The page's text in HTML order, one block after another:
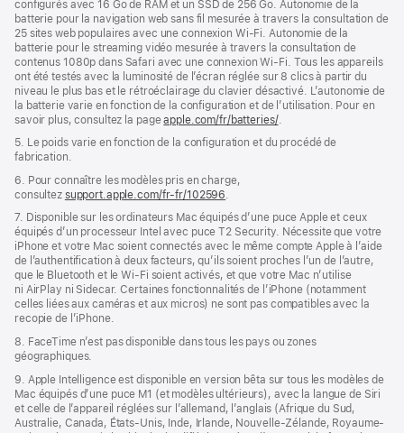
configurés avec 16 Go de RAM et un SSD de 256 Go. Autonomie de la
batterie pour la navigation web sans fil mesurée à travers la consultation de
25 sites web populaires avec une connexion Wi-Fi. Autonomie de la
batterie pour le streaming vidéo mesurée à travers la consultation de
contenus 1080p dans Safari avec une connexion Wi-Fi. Tous les appareils
ont été testés avec la luminosité de l’écran réglée sur 8 clics à partir du
niveau le plus bas et le rétroéclairage du clavier désactivé. L’autonomie de
la batterie varie en fonction de la configuration et de l’utilisation. Pour en
savoir plus, consultez la pageapple.com/fr/batteries/.
5. Le poids varie en fonction de la configuration et du procédé de
fabrication.
6. Pour connaître les modèles pris en charge,
consultez support.apple.com/fr-fr/102596.
7. Disponible sur les ordinateurs Mac équipés d’une puce Apple et ceux
équipés d’un processeur Intel avec puce T2 Security. Nécessite que votre
iPhone et votre Mac soient connectés avec le même compte Apple à l’aide
de l’authentification à deux facteurs, qu’ils soient proches l’un de l’autre,
que le Bluetooth et le Wi-Fi soient activés, et que votre Mac n’utilise
ni AirPlay ni Sidecar. Certaines fonctionnalités de l’iPhone (notamment
celles liées aux caméras et aux micros) ne sont pas compatibles avec la
recopie de l’iPhone.
8. FaceTime n’est pas disponible dans tous les pays ou zones
géographiques.
9. Apple Intelligence est disponible en version bêta sur tous les modèles de
Mac équipés d’une puce M1 (et modèles ultérieurs), avec la langue de Siri
et celle de l’appareil réglées sur l’allemand, l’anglais (Afrique du Sud,
Australie, Canada, États-Unis, Inde, Irlande, Nouvelle-Zélande, Royaume-